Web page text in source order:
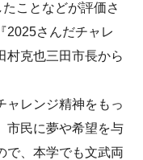
ことなどが評価さ
2025さんだチャレ
村克也三田市長から
ャレンジ精神をもっ
市民に夢や希望を与
で、本学でも文武両